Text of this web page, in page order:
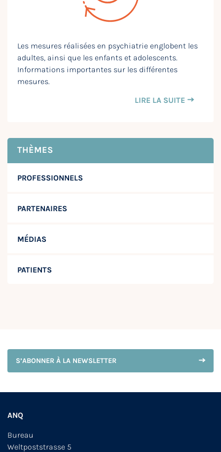
THÈMES
PROFESSIONNELS
PARTENAIRES
MÉDIAS
PATIENTS
Les mesures réalisées en psychiatrie englobent les
adultes, ainsi que les enfants et adolescents.
Informations importantes sur les différentes
mesures.
LIRE LA SUITE
S’ABONNER À LA NEWSLETTER
ANQ
Bureau
Weltpoststrasse 5